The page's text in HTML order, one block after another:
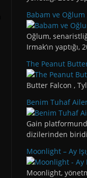
Babam ve
Oğlum,
Irmak’ın yaptığı,
The Peanut
Butter Falcon ,
Benim Tuhaf
Gain
dizilerinden
Moonlight – Ay
Moonlight,